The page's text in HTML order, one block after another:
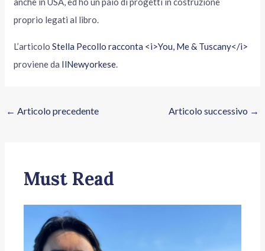
proprio legati al libro.
L’articoloStella Pecollo racconta <i>You, Me & Tuscany</i>
proviene da IlNewyorkese.
← Articolo precedente Articolo successivo →
Must Read